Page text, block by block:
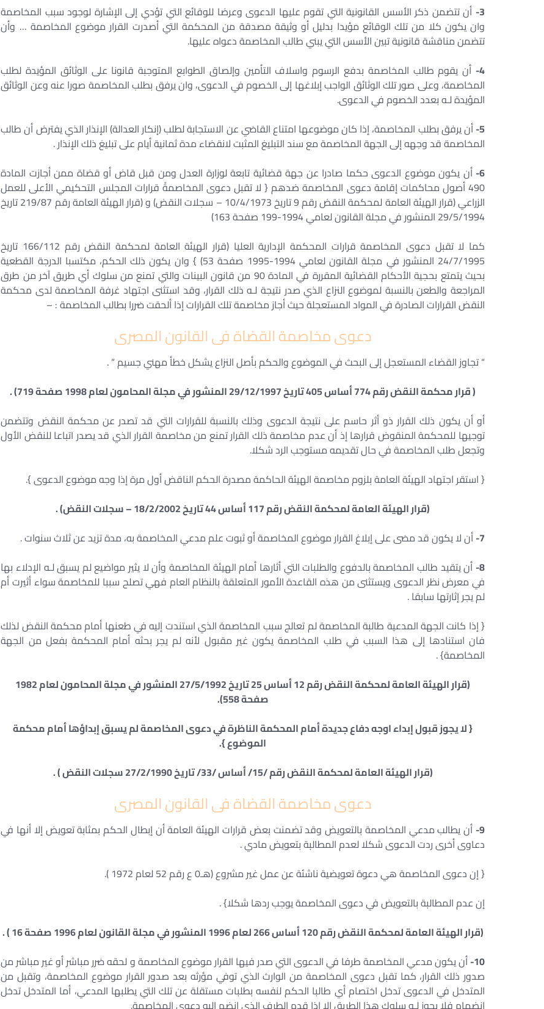
3- أن تتضمن ذكر الأسس القانونية التي تقوم عليها الدعوى وعرضا للوقائع التي تؤدي إلى الإشارة لوجود سبب المخاصمة
وان يكون كلا من تلك الوقائع مؤيدا بدليل أو وثيقة مصدقة من المحكمة التي أصدرت القرار موضوع المخاصمة … وأن
تتضمن مناقشة قانونية تبين الأسس التي يبني طالب المخاصمة دعواه عليها.
4- أن يقوم طالب المخاصمة بدفع الرسوم واسلاف التأمين وإلصاق الطوابع المتوجبة قانونا على الوثائق المؤيدة لطلب
المخاصمة، وعلى صور تلك الوثائق الواجب إبلاغها إلى الخصوم في الدعوى، وان يرفق بطلب المخاصمة صورا عنه وعن الوثائق
المؤيدة لـه بعدد الخصوم في الدعوى.
5- أن يرفق بطلب المخاصمة، إذا كان موضوعها امتناع القاضي عن الاستجابة لطلب (إنكار العدالة) الإنذار الذي يفترض أن طالب
المخاصمة قد وجهه إلى الجهة المخاصمة مع سند التبليغ المثبت لانقضاء مدة ثمانية أيام على تبليغ ذلك الإنذار .
6- أن يكون موضوع الدعوى حكما صادرا عن جهة قضائية تابعة لوزارة العدل ومن قبل قاض أو قضاة ممن أجازت المادة
490 أصول محاكمات إقامة دعوى المخاصمة ضدهم { لا تقبل دعوى المخاصمةْ قرارات المجلس التحكيمي الأعلى للعمل
الزراعي (قرار الهيئة العامة لمحكمة النقض رقم 9 تاريخ 10/4/1973 – سجلات النقض) و (قرار الهيئة العامة رقم 219/87 تاريخ
29/5/1994 المنشور في مجلة القانون لعامي 1994-199 صفحة 163)
كما لا تقبل دعوى المخاصمة قرارات المحكمة الإدارية العليا (قرار الهيئة العامة لمحكمة النقض رقم 166/112 تاريخ
24/7/1995 المنشور في مجلة القانون لعامي 1994-1995 صفحة 53) } وان يكون ذلك الحكم، مكتسبا الدرجة القطعية
بحيث يتمتع بحجية الأحكام القضائية المقررة في المادة 90 من قانون البينات والتي تمنع من سلوك أي طريق آخر من طرق
المراجعة والطعن بالنسبة لموضوع النزاع الذي صدر نتيجة لـه ذلك القرار، وقد استثنى اجتهاد غرفة المخاصمة لدى محكمة
النقض القرارات الصادرة في المواد المستعجلة حيث أجاز مخاصمة تلك القرارات إذا ألحقت ضررا بطالب المخاصمة : –
دعوى مخاصمة القضاة فى القانون المصرى
“ تجاوز القضاء المستعجل إلى البحث في الموضوع والحكم بأصل النزاع يشكل خطأ مهني جسيم “ .
( قرار محكمة النقض رقم 774 أساس 405 تاريخ 29/12/1997 المنشور في مجلة المحامون لعام 1998 صفحة 719) .
أو أن يكون ذلك القرار ذو أثر حاسم على نتيجة الدعوى وذلك بالنسبة للقرارات التي قد تصدر عن محكمة النقض وتتضمن
توجيها للمحكمة المنقوض قرارها إذ أن عدم مخاصمة ذلك القرار تمنع من مخاصمة القرار الذي قد يصدر اتباعا للنقض الأول
وتجعل طلب المخاصمة في حال تقديمه مستوجب الرد شكلا.
{ استقر اجتهاد الهيئة العامة بلزوم مخاصمة الهيئة الحاكمة مصدرة الحكم الناقض أول مرة إذا وجه موضوع الدعوى }.
(قرار الهيئة العامة لمحكمة النقض رقم 117 أساس 44 تاريخ 18/2/2002 – سجلات النقض) .
7- أن لا يكون قد مضى على إبلاغ القرار موضوع المخاصمة أو ثبوت علم مدعي المخاصمة به، مدة تزيد عن ثلاث سنوات .
8- أن يتقيد طالب المخاصمة بالدفوع والطلبات التي أثارها أمام الهيئة المخاصمة وأن لا يثير مواضيع لم يسبق لـه الإدلاء بها
في معرض نظر الدعوى ويستثنى من هذه القاعدة الأمور المتعلقة بالنظام العام فهي تصلح سببا للمخاصمة سواء أثيرت أم
لم يجر إثارتها سابقا .
{ إذا كانت الجهة المدعية طالبة المخاصمة لم تعالج سبب المخاصمة الذي استندت إليه في طعنها أمام محكمة النقض لذلك
فان استنادها إلى هذا السبب في طلب المخاصمة يكون غير مقبول لأنه لم يجر بحثه أمام المحكمة بفعل من الجهة
المخاصمة} .
(قرار الهيئة العامة لمحكمة النقض رقم 12 أساس 25 تاريخ 27/5/1992 المنشور في مجلة المحامون لعام 1982
صفحة 558).
{ لا يجوز قبول إبداء اوجه دفاع جديدة أمام المحكمة الناظرة في دعوى المخاصمة لم يسبق إبداؤها أمام محكمة
الموضوع }.
(قرار الهيئة العامة لمحكمة النقض رقم /15/ أساس /33/ تاريخ 27/2/1990 سجلات النقض ) .
دعوى مخاصمة القضاة فى القانون المصرى
9- أن يطالب مدعي المخاصمة بالتعويض وقد تضمنت بعض قرارات الهيئة العامة أن إبطال الحكم بمثابة تعويض إلا أنها في
دعاوى أخرى ردت الدعوى شكلا لعدم المطالبة بتعويض مادي .
{ إن دعوى المخاصمة هي دعوة تعويضية ناشئة عن عمل غير مشروع (هـ0 ع رقم 52 لعام 1972 ).
إن عدم المطالبة بالتعويض في دعوى المخاصمة يوجب ردها شكلا} .
(قرار الهيئة العامة لمحكمة النقض رقم 120 أساس 266 لعام 1996 المنشور في مجلة القانون لعام 1996 صفحة 16 ) .
10- أن يكون مدعي المخاصمة طرفا في الدعوى التي صدر فيها القرار موضوع المخاصمة و لحقه ضرر مباشر أو غير مباشر من
صدور ذلك القرار، كما تقبل دعوى المخاصمة من الوارث الذي توفي مؤرثه بعد صدور القرار موضوع المخاصمة، وتقبل من
المتدخل في الدعوى تدخل اختصام أي طالبا الحكم لنفسه بطلبات مستقلة عن تلك التي يطلبها المدعي، أما المتدخل تدخل
انضمام فلا يجوز لـه سلوك هذا الطريق إلا إذا قدم الطرف الذي انضم إليه دعوى المخاصمة.